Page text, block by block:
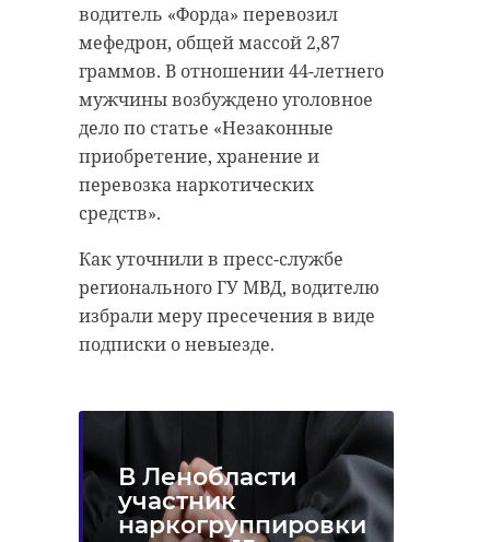
водитель «Форда» перевозил
мефедрон, общей массой 2,87
граммов. В отношении 44-летнего
мужчины возбуждено уголовное
дело по статье «Незаконные
приобретение, хранение и
перевозка наркотических
средств».
Как уточнили в пресс-службе
регионального ГУ МВД, водителю
избрали меру пресечения в виде
подписки о невыезде.
В Ленобласти
участник
наркогруппировки